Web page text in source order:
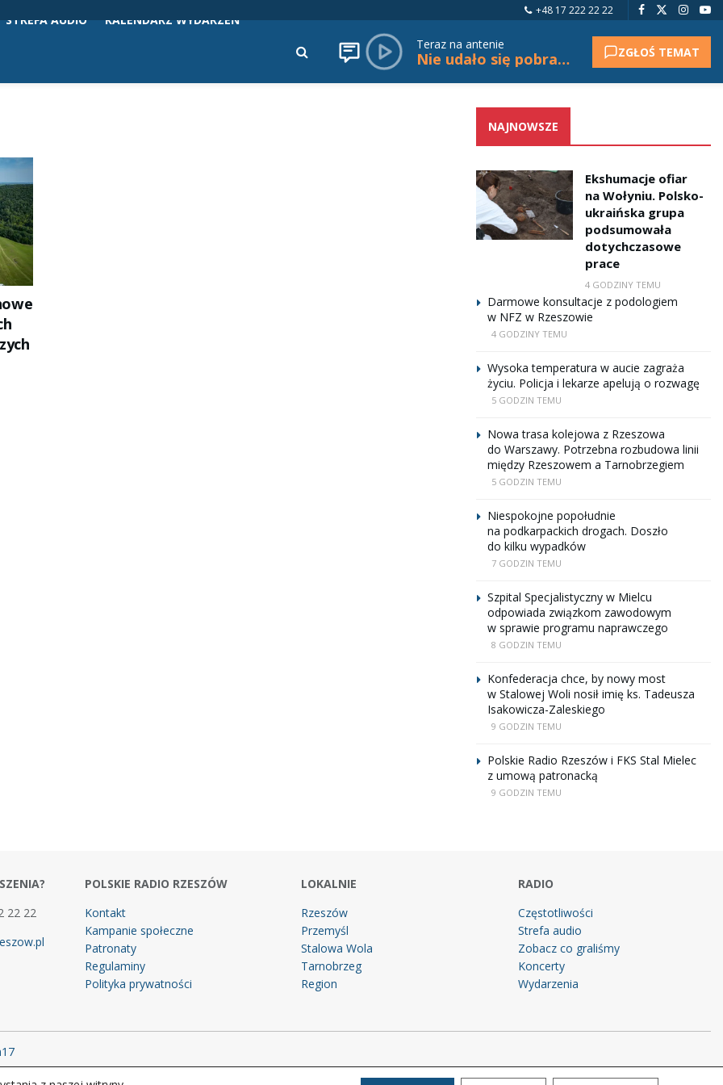
+48 17 222 22 22
STREFA AUDIO KALENDARZ WYDARZEŃ
Teraz na antenie
Nie udało się pobrać tytułu. ZGŁOŚ TEMAT
NAJNOWSZE
Ekshumacje ofiar
na Wołyniu. Polsko-
ukraińska grupa
podsumowała
dotychczasowe
prace
4 GODZINY TEMU
Darmowe konsultacje z podologiem
w NFZ w Rzeszowie
4 GODZINY TEMU
Wysoka temperatura w aucie zagraża
życiu. Policja i lekarze apelują o rozwagę
5 GODZIN TEMU
Nowa trasa kolejowa z Rzeszowa
do Warszawy. Potrzebna rozbudowa linii
między Rzeszowem a Tarnobrzegiem
5 GODZIN TEMU
Niespokojne popołudnie
na podkarpackich drogach. Doszło
do kilku wypadków
7 GODZIN TEMU
Szpital Specjalistyczny w Mielcu
odpowiada związkom zawodowym
w sprawie programu naprawczego
8 GODZIN TEMU
Konfederacja chce, by nowy most
w Stalowej Woli nosił imię ks. Tadeusza
Isakowicza-Zaleskiego
9 GODZIN TEMU
Polskie Radio Rzeszów i FKS Stal Mielec
z umową patronacką
9 GODZIN TEMU
22 22
POLSKIE RADIO RZESZÓW
Kontakt
Kampanie społeczne
Patronaty
Regulaminy
Polityka prywatności
LOKALNIE
Rzeszów
Przemyśl
Stalowa Wola
Tarnobrzeg
Region
RADIO
Częstotliwości
Strefa audio
Zobacz co graliśmy
Koncerty
Wydarzenia